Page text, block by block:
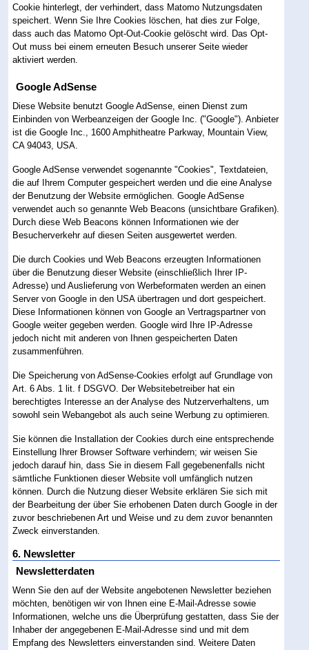
Cookie hinterlegt, der verhindert, dass Matomo Nutzungsdaten
speichert. Wenn Sie Ihre Cookies löschen, hat dies zur Folge,
dass auch das Matomo Opt-Out-Cookie gelöscht wird. Das Opt-
Out muss bei einem erneuten Besuch unserer Seite wieder
aktiviert werden.
Google AdSense
Diese Website benutzt Google AdSense, einen Dienst zum
Einbinden von Werbeanzeigen der Google Inc. ("Google"). Anbieter
ist die Google Inc., 1600 Amphitheatre Parkway, Mountain View,
CA 94043, USA.
Google AdSense verwendet sogenannte "Cookies", Textdateien,
die auf Ihrem Computer gespeichert werden und die eine Analyse
der Benutzung der Website ermöglichen. Google AdSense
verwendet auch so genannte Web Beacons (unsichtbare Grafiken).
Durch diese Web Beacons können Informationen wie der
Besucherverkehr auf diesen Seiten ausgewertet werden.
Die durch Cookies und Web Beacons erzeugten Informationen
über die Benutzung dieser Website (einschließlich Ihrer IP-
Adresse) und Auslieferung von Werbeformaten werden an einen
Server von Google in den USA übertragen und dort gespeichert.
Diese Informationen können von Google an Vertragspartner von
Google weiter gegeben werden. Google wird Ihre IP-Adresse
jedoch nicht mit anderen von Ihnen gespeicherten Daten
zusammenführen.
Die Speicherung von AdSense-Cookies erfolgt auf Grundlage von
Art. 6 Abs. 1 lit. f DSGVO. Der Websitebetreiber hat ein
berechtigtes Interesse an der Analyse des Nutzerverhaltens, um
sowohl sein Webangebot als auch seine Werbung zu optimieren.
Sie können die Installation der Cookies durch eine entsprechende
Einstellung Ihrer Browser Software verhindern; wir weisen Sie
jedoch darauf hin, dass Sie in diesem Fall gegebenenfalls nicht
sämtliche Funktionen dieser Website voll umfänglich nutzen
können. Durch die Nutzung dieser Website erklären Sie sich mit
der Bearbeitung der über Sie erhobenen Daten durch Google in der
zuvor beschriebenen Art und Weise und zu dem zuvor benannten
Zweck einverstanden.
6. Newsletter
Newsletterdaten
Wenn Sie den auf der Website angebotenen Newsletter beziehen
möchten, benötigen wir von Ihnen eine E-Mail-Adresse sowie
Informationen, welche uns die Überprüfung gestatten, dass Sie der
Inhaber der angegebenen E-Mail-Adresse sind und mit dem
Empfang des Newsletters einverstanden sind. Weitere Daten